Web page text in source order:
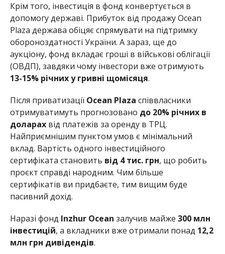
Крім того, інвестиція в фонд конвертується в
допомогу державі. Прибуток від продажу Ocean
Plaza держава обіцяє спрямувати на підтримку
обороноздатності України. А зараз, ще до
аукціону, фонд вкладає гроші в військові облігації
(ОВДП), завдяки чому інвестори вже отримують
13-15% річних у гривні щомісяця.
Після приватизації Ocean Plaza співвласники
отримуватимуть прогнозовано до 20% річних в
доларахвід платежів за оренду в ТРЦ.
Найприємнішим пунктом умов є мінімальний
вклад. Вартість одного інвестиційного
сертифіката становить від 4 тис. грн, що робить
проєкт справді народним. Чим більше
сертифікатів ви придбаєте, тим вищим буде
пасивний дохід.
Наразі фонд Inzhur Ocean залучив майже 300 млн
інвестицій, а вкладники вже отримали понад 12,2
млн грн дивідендів.